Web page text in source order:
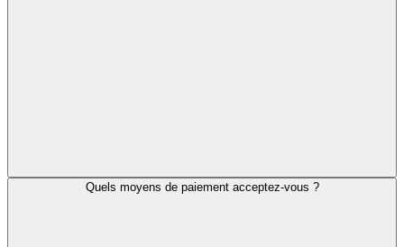
Quels moyens de paiement acceptez-vous ?